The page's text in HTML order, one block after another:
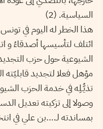
السياسية. (2)
هذا الخطر له اليوم في تونس
ائتلف لتأسيسها أصدقاءُ و
الشيوعية حول حزب
مؤهل فعلا لتجديد قابليّته
تذيُّـلِه في خدمة الحزب
وصولا إلى تزكيته تعديل
بمساندته لـ….بن علي في انتخابات 89